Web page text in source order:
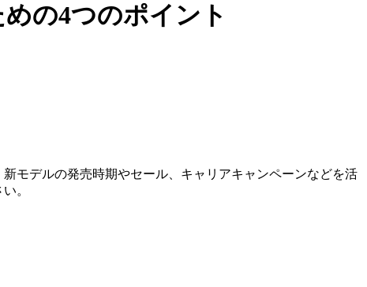
の4つのポイント
モデルの発売時期やセール、キャリアキャンペーンなどを活
。